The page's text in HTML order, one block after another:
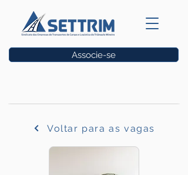
Associe-se
Voltar para as vagas